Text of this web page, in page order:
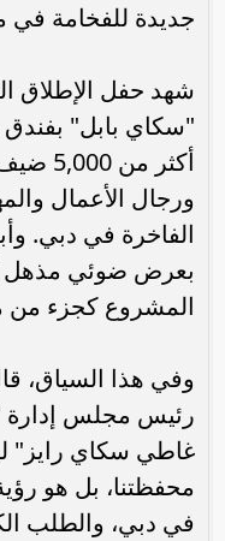
جديدة للفخامة في
شهد حفل الإطلاق
أكثر
ورجال الأعمال
الفاخرة في دبي.
بعرض ضوئي مذهل
المشروع كجزء من
وفي هذا السياق،
رئيس مجلس
غاطي سكاي رايز"
محفظتنا، بل هو
في دبي، والطلب